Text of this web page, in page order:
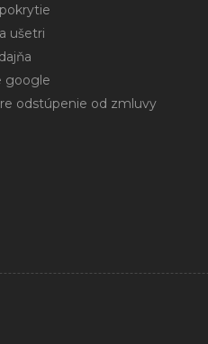
ušetri
google
odstúpenie od zmluvy